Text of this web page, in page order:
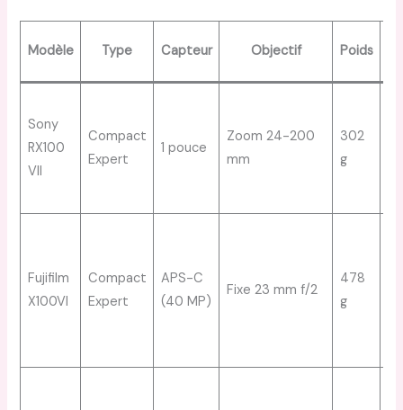
Modèle Type Capteur Objectif Poids
Sony
RX100
VII
Compact
Expert
1 pouce
Zoom 24-200
mm
302
g
Fujifilm
X100VI
Compact
Expert
APS-C
(40 MP)
Fixe 23 mm f/2
478
g